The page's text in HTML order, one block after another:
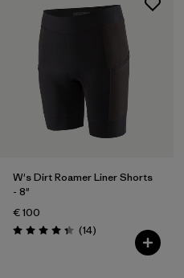
W's Dirt Roamer Liner Shorts
- 8"
€ 100
Puntuación: 4.4 / 5
(14Reseñas
)